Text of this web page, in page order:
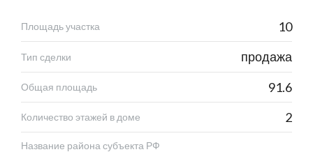
Площадь участка 10
Тип сделки продажа
Общая площадь 91.6
Количество этажей в доме 2
Название района субъекта РФ